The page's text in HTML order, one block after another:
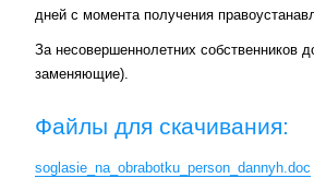
дней с момента получения
За несовершеннолетних собственников
заменяющие).
Файлы для скачивания:
soglasie_na_obrabotku_person_dannyh.doc